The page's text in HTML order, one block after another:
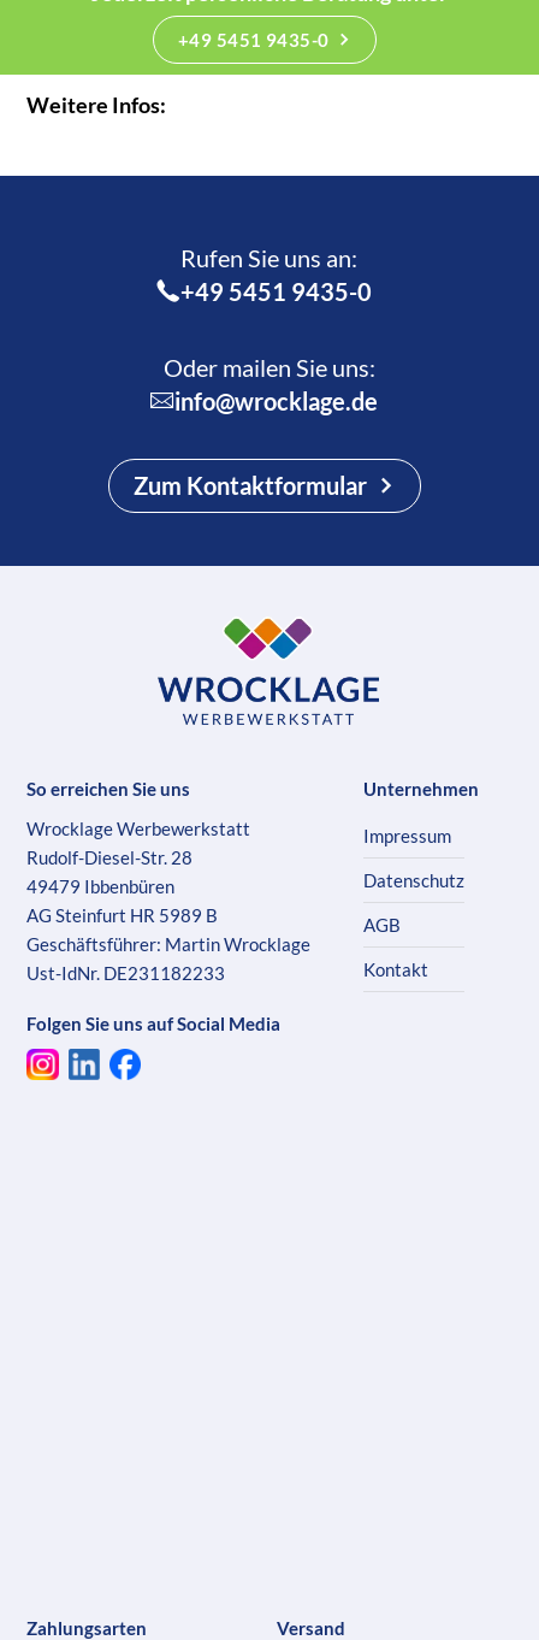
+49 5451 9435-0
Weitere Infos:
Rufen Sie uns an:­
+49 5451 9435-0
Oder mailen Sie uns:
info@wrocklage.de
Zum Kontaktformular
So erreichen Sie uns
Wrocklage Werbewerkstatt
Rudolf-Diesel-Str. 28
49479 Ibbenbüren
AG Steinfurt HR 5989 B
Geschäftsführer: Martin Wrocklage
Ust-IdNr. DE231182233
Folgen Sie uns auf Social Media
Unternehmen
Impressum
Datenschutz
AGB
Kontakt
Zahlungsarten Versand